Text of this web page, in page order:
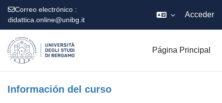
Correo electrónico :
didattica.online@unibg.it
Acceder
Página Principal
Información del curso